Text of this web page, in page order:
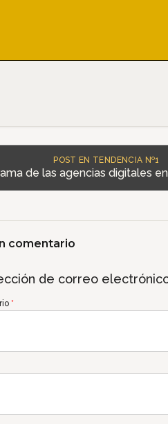
POST EN TENDENCIA Nº1
de las agencias digitales
comentario
de correo
*